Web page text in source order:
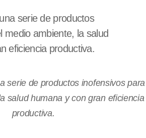
serie de productos
medio ambiente, la salud
eficiencia productiva.
serie de productos inofensivos para
salud humana y con gran eficiencia
productiva.